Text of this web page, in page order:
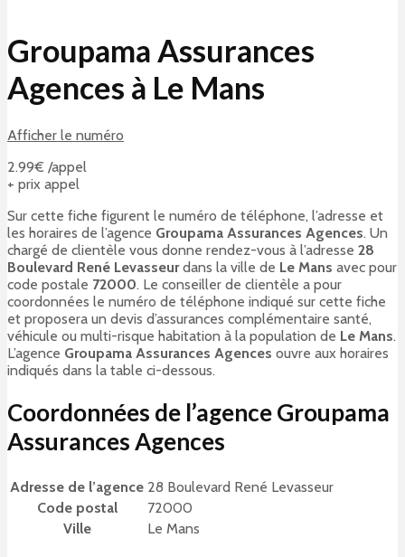
Groupama Assurances
Agences à Le Mans
Afficher le numéro
2.99€ /appel
+ prix appel
Sur cette fiche figurent le numéro de téléphone, l’adresse et
les horaires de l’agence Groupama Assurances Agences. Un
chargé de clientèle vous donne rendez-vous à l’adresse 28
Boulevard René Levasseurdans la ville de Le Mans avec pour
code postale 72000. Le conseiller de clientèle a pour
coordonnées le numéro de téléphone indiqué sur cette fiche
et proposera un devis d’assurances complémentaire santé,
véhicule ou multi-risque habitation à la population de Le Mans.
L’agence Groupama Assurances Agences ouvre aux horaires
indiqués dans la table ci-dessous.
Coordonnées de l’agence Groupama
Assurances Agences
Adresse de l’agence 28 Boulevard René Levasseur
Code postal
72000
Ville
Le Mans